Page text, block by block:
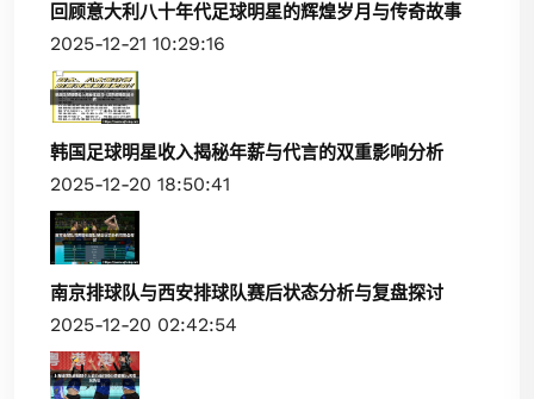
回顾意大利八十年代足球明星的辉煌岁月与传奇故事
2025-12-21 10:29:16
韩国足球明星收入揭秘年薪与代言的双重影响分析
2025-12-20 18:50:41
南京排球队与西安排球队赛后状态分析与复盘探讨
2025-12-20 02:42:54